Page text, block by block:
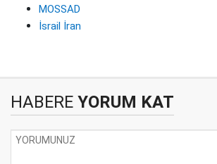
MOSSAD
İsrail İran
HABERE YORUM KAT